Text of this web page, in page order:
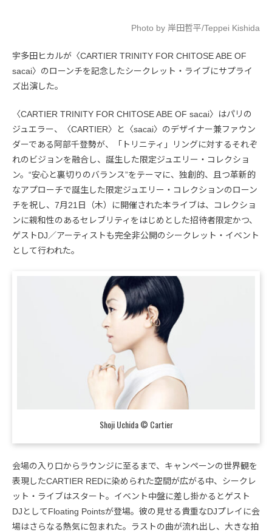
Photo by 岸田哲平/Teppei Kishida
宇多田ヒカルが〈CARTIER TRINITY FOR CHITOSE ABE OF
sacai〉のローンチを記念したシークレット・ライブにサプライ
ズ出演した。
〈CARTIER TRINITY FOR CHITOSE ABE OF sacai〉はパリの
ジュエラー、〈CARTIER〉と〈sacai〉のデザイナー兼ファウン
ダーである阿部千登勢が、「トリニティ」リングに対するそれぞ
れのビジョンを融合し、誕生した限定ジュエリー・コレクショ
ン。“安心と裏切りのバランス”をテーマに、独創的、且つ革新的
なアプローチで誕生した限定ジュエリー・コレクションのローン
チを祝し、7月21日（木）に開催された本ライブは、コレクショ
ンに親和性のあるセレブリティをはじめとした招待者限定かつ、
ゲストDJ／アーティストも完全非公開のシークレット・イベント
として行われた。
Shoji Uchida © Cartier
会場の入り口からラウンジに至るまで、キャンペーンの世界観を
表現したCARTIER REDに染められた空間が広がる中、シークレ
ット・ライブはスタート。イベント中盤に差し掛かるとゲスト
DJとしてFloating Pointsが登場。彼の見せる貴重なDJプレイに会
場はさらなる熱気に包まれた。ラストの曲が流れ出し、大きな拍